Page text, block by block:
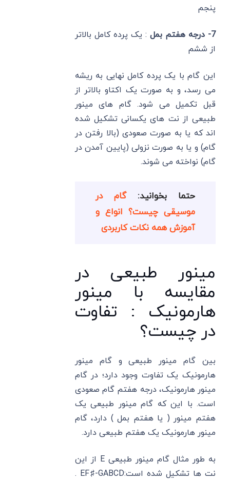
پنجم
7- درجه هفتم بمل
: یک پرده کامل بالاتر
از ششم
این گام با یک پرده کامل نهایی به ریشه
می رسد، و به صورت یک اکتاو بالاتر از
قبل تکمیل می شود. گام های مینور
طبیعی از نت های یکسانی تشکیل شده
اند که یا به صورت صعودی (بالا رفتن در
گام) و یا به صورت نزولی (پایین آمدن در
گام) نواخته می شوند.
حتما بخوانید:گام در
موسیقی چیست؟ انواع و
آموزش همه نکات کاربردی
مینور طبیعی در
مقایسه با مینور
هارمونیک : تفاوت
در چیست؟
بین گام مینور طبیعی و گام مینور
هارمونیک یک تفاوت وجود دارد؛ در گام
مینور هارمونیک، درجه هفتم گام صعودی
است. با این که گام مینور طبیعی یک
هفتم مینور ( یا هفتم بمل ) دارد، گام
مینور هارمونیک یک هفتم طبیعی دارد.
به طور مثال گام مینور طبیعی E از این
نت ها تشکیل شده است:EF♯-GABCD .